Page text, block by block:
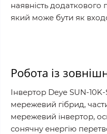
наявність
який може бути як
Робота із
Інвертор Deye SUN-
мережевий гібрид,
мережевий інвертор,
сонячну енергію